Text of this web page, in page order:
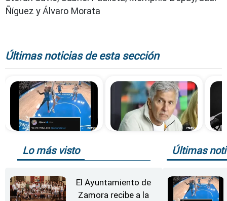
Ñíguez y Álvaro Morata
Últimas noticias de esta sección
Lo más visto
El Ayuntamiento de
Zamora recibe a la
Últimas